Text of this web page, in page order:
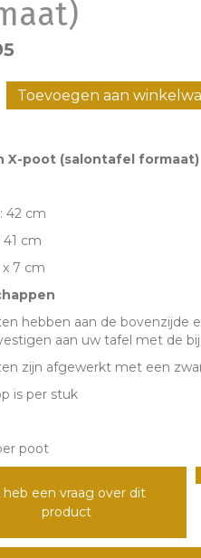
Toevoegen aan
X-poot (salontafel formaat)
42 cm
cm
x 7 cm
hebben aan de bovenzijde
aan uw tafel met de
zijn afgewerkt met een
is per stuk
poot
heb een vraag over dit
product